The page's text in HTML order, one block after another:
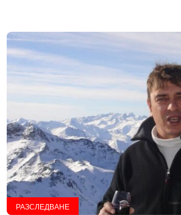
РАЗСЛЕДВАНЕ